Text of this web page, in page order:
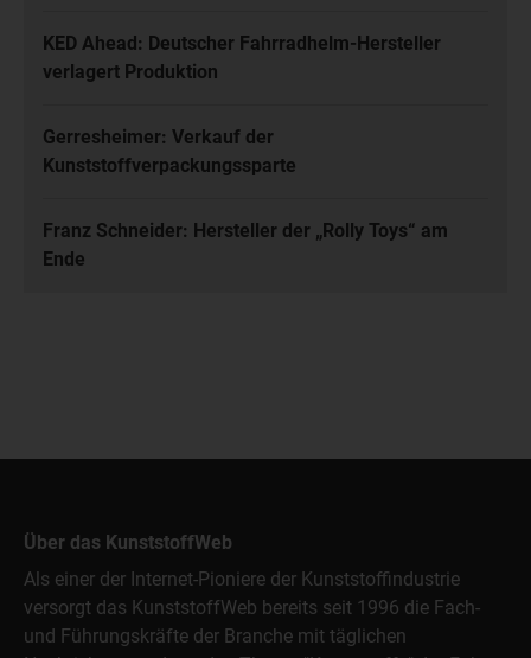
KED Ahead: Deutscher Fahrradhelm-Hersteller
verlagert Produktion
Gerresheimer: Verkauf der
Kunststoffverpackungssparte
Franz Schneider: Hersteller der „Rolly Toys“ am
Ende
Über das KunststoffWeb
Als einer der Internet-Pioniere der Kunststoffindustrie
versorgt das KunststoffWeb bereits seit 1996 die Fach-
und Führungskräfte der Branche mit täglichen